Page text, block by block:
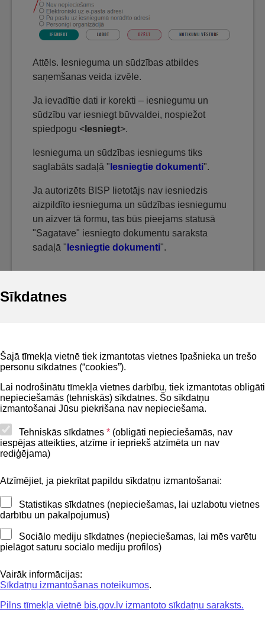
Sīkdatnes
Šajā tīmekļa vietnē tiek izmantotas vietnes īpašnieka un trešo
personu sīkdatnes (“cookies”).
Lai nodrošinātu tīmekļa vietnes darbību, tiek izmantotas obligāti
nepieciešamās (tehniskās) sīkdatnes. Šo sīkdatņu
izmantošanai Jūsu piekrišana nav nepieciešama.
Tehniskās sīkdatnes * (obligāti nepieciešamās, nav
iespējas atteikties, atzīme ir iepriekš atzīmēta un nav
rediģējama)
Atzīmējiet, ja piekrītat papildu sīkdatņu izmantošanai:
Statistikas sīkdatnes (nepieciešamas, lai uzlabotu vietnes
darbību un pakalpojumus)
Sociālo mediju sīkdatnes (nepieciešamas, lai mēs varētu
pielāgot saturu sociālo mediju profilos)
Vairāk informācijas:
Sīkdatņu izmantošanas noteikumos.
Pilns tīmekļa vietnē bis.gov.lv izmantoto sīkdatņu saraksts.
Attēls. Iesnieguma un sūdzības atbildes
saņemšanas veida izvēle.
Ja ievadītie dati ir korekti – iesniegumu un
sūdzību var iesniegt būvvaldei, nospiežot
spiedpogu < Iesniegt>.
Iesnieguma un sūdzības iesniegums tiks
saglabāts sadaļā " Iesniegtie dokumenti".
Ja autorizēts BISP lietotājs nav iesniedzis
aizpildīto iesnieguma un sūdzības iesniegumu
un aizver tā formu, tas būs pieejams statusā
"Sagatave" iesniegto dokumentu saraksta
sadaļā " Iesniegtie dokumenti".
Privātuma politika
Lapas karte
Piekļūstamības paziņojums
Kontakti
BIS atbalsta dienesta tālrunis:
Sekojiet mums
Lejupielādejiet